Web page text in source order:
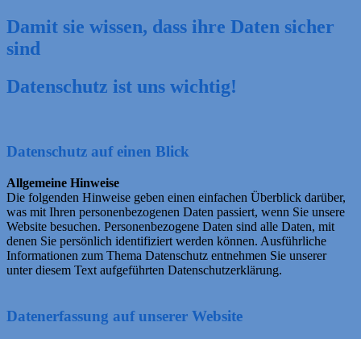
Damit sie wissen, dass ihre Daten sicher
sind
Datenschutz ist uns wichtig!
Datenschutz auf einen Blick
Allgemeine Hinweise
Die folgenden Hinweise geben einen einfachen Überblick darüber,
was mit Ihren personenbezogenen Daten passiert, wenn Sie unsere
Website besuchen. Personenbezogene Daten sind alle Daten, mit
denen Sie persönlich identifiziert werden können. Ausführliche
Informationen zum Thema Datenschutz entnehmen Sie unserer
unter diesem Text aufgeführten Datenschutzerklärung.
Datenerfassung auf unserer Website